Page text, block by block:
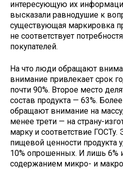
интересующую их
высказали равнодушие к
существующая маркировка
не соответствует
покупателей.
На что люди обращают
внимание привлекает срок
почти 90%. Второе место
состав продукта — 63%.
обращают внимание на
менее трети — на страну-
марку и соответствие ГОСТу.
пищевой ценности продукта
10% опрошенных. И лишь 6%
содержанием микро- и